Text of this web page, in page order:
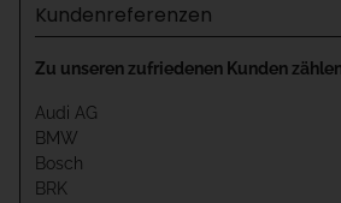
Kundenreferenzen
Zu unseren zufriedenen Kunden
Audi AG
BMW
Bosch
BRK